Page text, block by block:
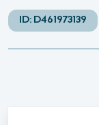
ID: D461973139